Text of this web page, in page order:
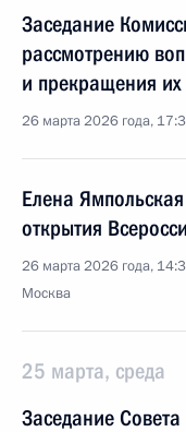
Заседание
рассмотрению
и прекращения
26 марта 2026 года,
Елена
открытия
26 марта 2026 года,
Москва
25 марта, среда
Заседание Совета